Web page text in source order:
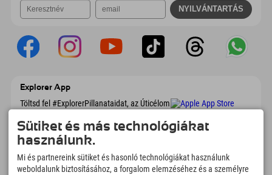
Explorer App
Töltsd fel #ExplorerPillanataidat, az Úticélom
című videódat foglalási áttekintéssel,
bakancslistával, étterem áttekintéssel és
még sok mással. Töltsd le most!
Felfedezős pillanatok ideje
Sütiket és más technológiákat
használunk.
Mi és partnereink sütiket és hasonló technológiákat használunk
weboldalunk biztosításához, a forgalom elemzéséhez és a személyre